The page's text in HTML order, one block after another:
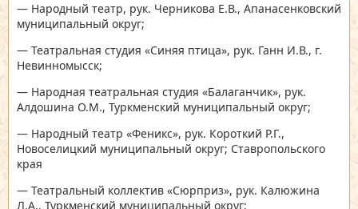
— Народный театр, рук. Черникова Е.В., Апанасенковский
муниципальный округ;
— Театральная студия «Синяя птица», рук. Ганн И.В., г.
Невинномысск;
— Народная театральная студия «Балаганчик», рук.
Алдошина О.М., Туркменский муниципальный округ;
— Народный театр «Феникс», рук. Короткий Р.Г.,
Новоселицкий муниципальный округ; Ставропольского
края
— Театральный коллектив «Сюрприз», рук. Калюжина
Л.А., Туркменский муниципальный округ;